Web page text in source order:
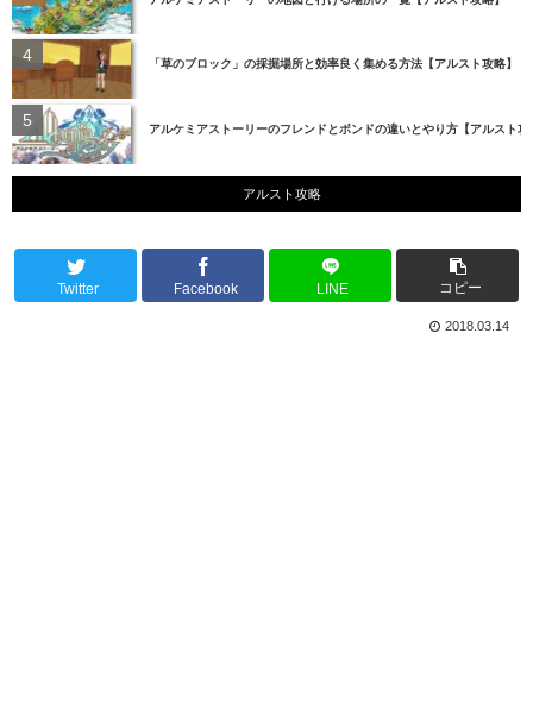
「草のブロック」の採掘場所と効率良く集める方法【アルスト攻略】
アルケミアストーリーのフレンドとボンドの違いとやり方【アルスト攻
アルスト攻略
Twitter Facebook LINE コピー
2018.03.14